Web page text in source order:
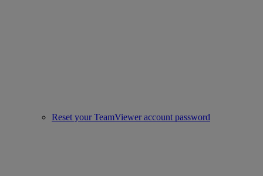
Reset your TeamViewer account password